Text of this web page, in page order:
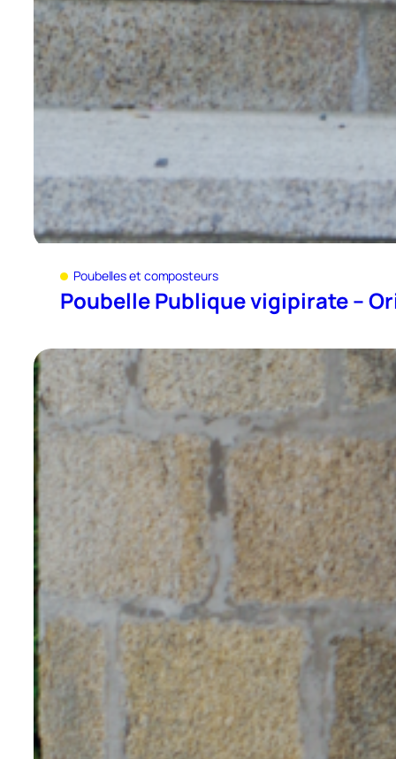
Poubelles et composteurs
Poubelle Publique vigipirate –